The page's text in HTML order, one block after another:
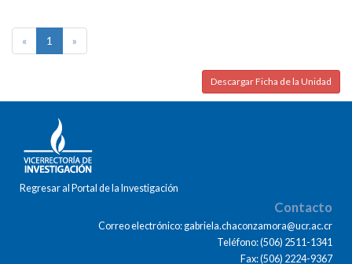
« 1 »
Descargar Ficha de la Unidad
Regresar al Portal de la Investigación
Contacto
Correo electrónico: gabriela.chaconzamora@ucr.ac.cr
Teléfono: (506) 2511-1341
Fax: (506) 2224-9367